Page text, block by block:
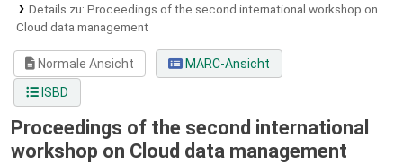
Details zu: Proceedings of the second international workshop on
Cloud data management
Normale Ansicht
MARC-Ansicht
ISBD
Proceedings of the second international
workshop on Cloud data management